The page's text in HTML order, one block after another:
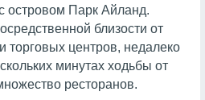
островом Парк Айланд.
близости от
торговых центров, недалеко
минутах ходьбы от
ресторанов.